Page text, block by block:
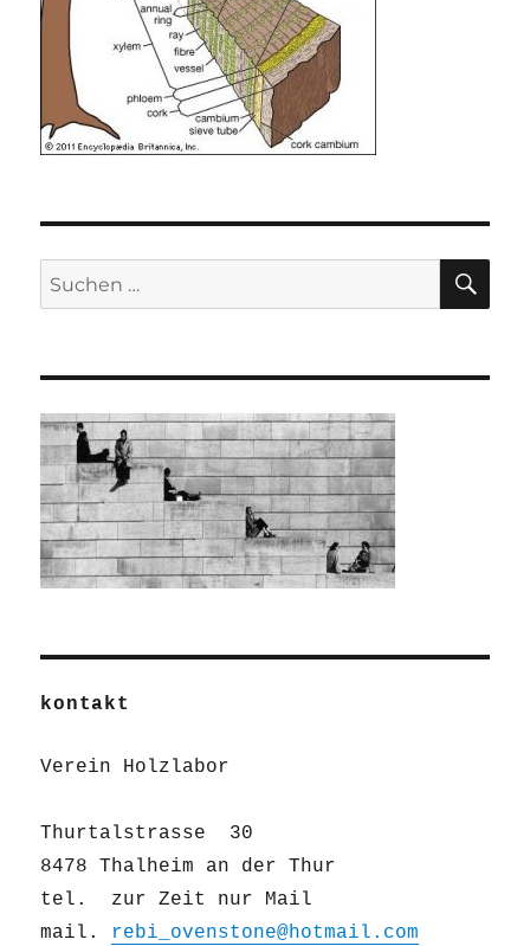
Suchen
nach:
kontakt
Verein Holzlabor
Thurtalstrasse 30
8478 Thalheim an der Thur
tel. zur Zeit nur Mail
mail. rebi_ovenstone@hotmail.com